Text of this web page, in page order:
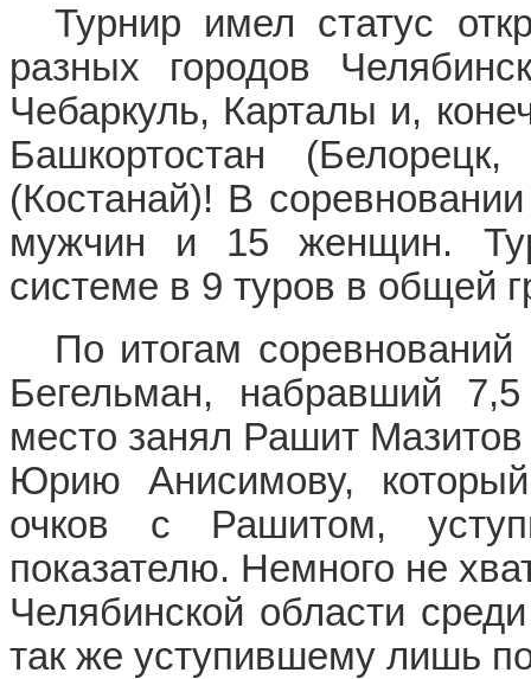
Турнир имел статус
разных городов
Чебаркуль, Карталы и,
Башкортостан
(Костанай)! В
мужчин и 15 женщин.
системе в 9 туров в общей
По итогам
Бегельман, набравший
место занял Рашит Мазитов
Юрию Анисимову,
очков с Рашитом,
показателю. Немного не
Челябинской области
так же уступившему лишь